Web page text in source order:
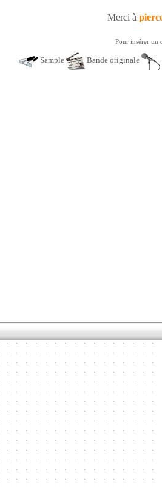
Merci à
Pour insérer un
Sample Bande originale